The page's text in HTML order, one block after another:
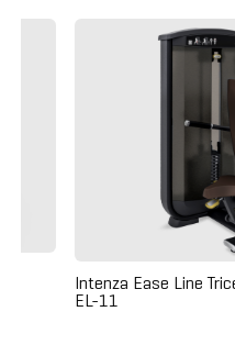
Intenza Ease Line
EL-11